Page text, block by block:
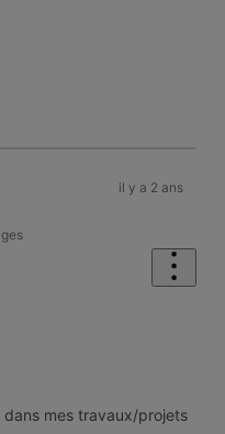
il y a 2 ans
mes travaux/projets